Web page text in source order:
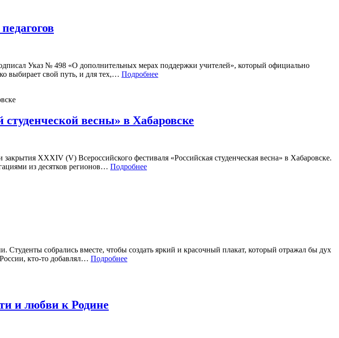
Указ № 498 «О дополнительных мерах поддержки учителей», который официально
выбирает свой путь, и для тех,… Подробнее
весны» в Хабаровске
XXXIV (V) Всероссийского фестиваля «Российская студенческая весна» в Хабаровске.
из десятков регионов… Подробнее
собрались вместе, чтобы создать яркий и красочный плакат, который отражал бы дух
кто-то добавлял… Подробнее
и любви к Родине